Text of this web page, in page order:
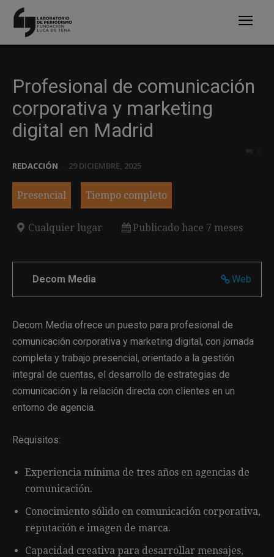
Profesional de comunicación
corporativa y marketing
digital en Madrid
REDACCIÓN 29 DICIEMBRE, 2025
Presencial Tiempo completo
Cualquier lugar Publicado hace 7 meses
Web
Decom Media
Decom Media ofrece un puesto para profesional de
comunicación corporativa y marketing digital, con jornada
completa y trabajo presencial, orientado a la gestión
integral de cuentas, el desarrollo de estrategias de
comunicación y la relación directa con clientes en un
entorno de agencia.
Requisitos:
Experiencia mínima de tres años en agencias de
comunicación.
Conocimiento sólido en comunicación corporativa,
reputación e imagen de marca.
Capacidad creativa para desarrollar mensajes,